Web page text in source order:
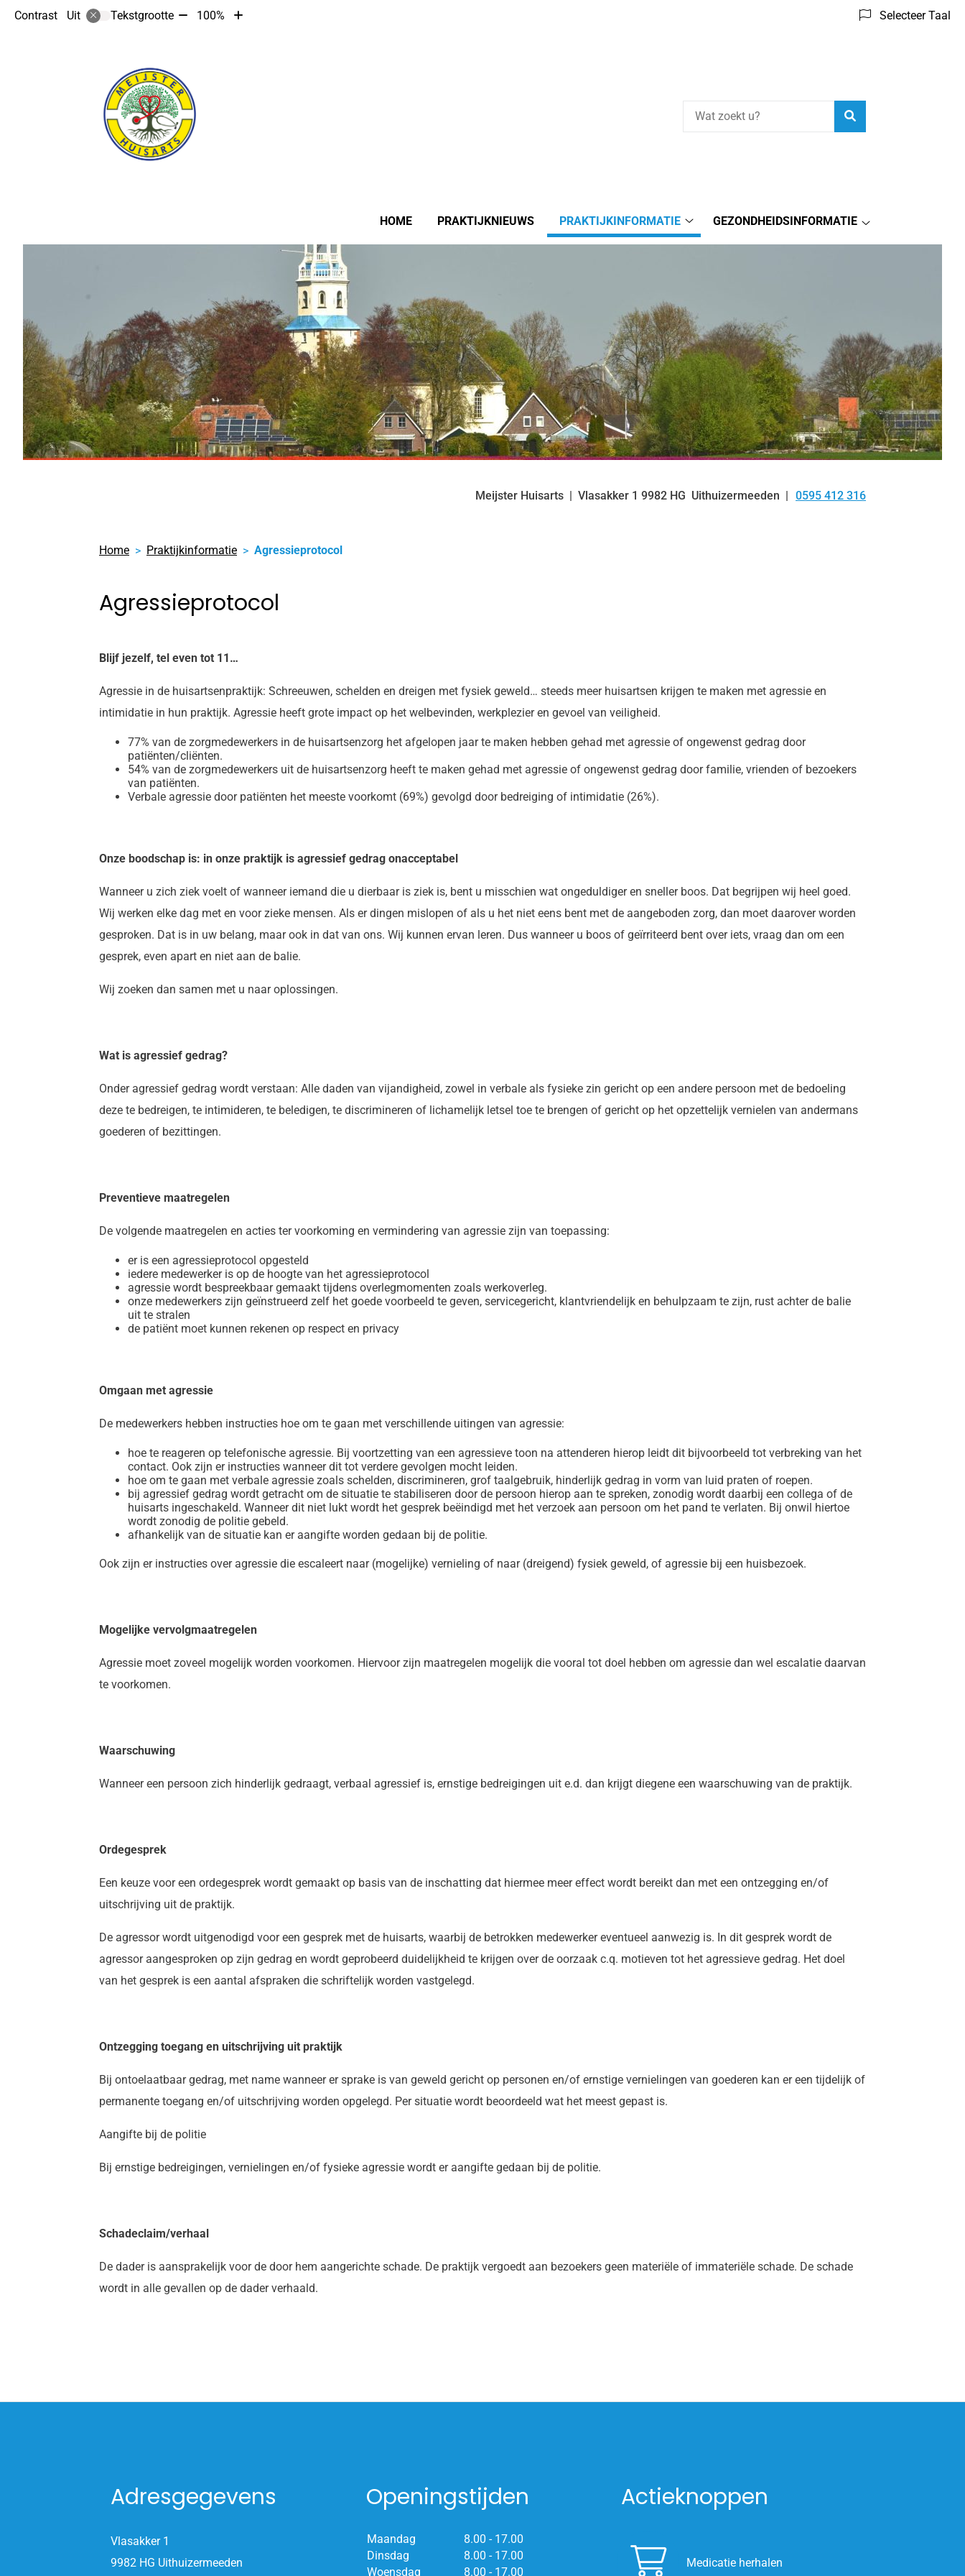
Contrast Uit Tekstgrootte Tekst100%
Tekst
Selecteer Taal
HOME PRAKTIJKNIEUWS
PRAKTIJKINFORMATIE
Praktijkinformatie
submenu
GEZONDHEIDSINFORMATIE
Meijster Huisarts Vlasakker 1 9982 HG Uithuizermeeden Tel:
0595 412 316
Home Praktijkinformatie Agressieprotocol
Agressieprotocol
Blijf jezelf, tel even tot 11…
Agressie in de huisartsenpraktijk: Schreeuwen, schelden en dreigen met fysiek geweld… steeds meer huisartsen krijgen te maken met agressie en
intimidatie in hun praktijk. Agressie heeft grote impact op het welbevinden, werkplezier en gevoel van veiligheid.
77% van de zorgmedewerkers in de huisartsenzorg het afgelopen jaar te maken hebben gehad met agressie of ongewenst gedrag door
patiënten/cliënten.
54% van de zorgmedewerkers uit de huisartsenzorg heeft te maken gehad met agressie of ongewenst gedrag door familie, vrienden of bezoekers
van patiënten.
Verbale agressie door patiënten het meeste voorkomt (69%) gevolgd door bedreiging of intimidatie (26%).
Onze boodschap is: in onze praktijk is agressief gedrag onacceptabel
Wanneer u zich ziek voelt of wanneer iemand die u dierbaar is ziek is, bent u misschien wat ongeduldiger en sneller boos. Dat begrijpen wij heel goed.
Wij werken elke dag met en voor zieke mensen. Als er dingen mislopen of als u het niet eens bent met de aangeboden zorg, dan moet daarover worden
gesproken. Dat is in uw belang, maar ook in dat van ons. Wij kunnen ervan leren. Dus wanneer u boos of geïrriteerd bent over iets, vraag dan om een
gesprek, even apart en niet aan de balie.
Wij zoeken dan samen met u naar oplossingen.
Wat is agressief gedrag?
Onder agressief gedrag wordt verstaan: Alle daden van vijandigheid, zowel in verbale als fysieke zin gericht op een andere persoon met de bedoeling
deze te bedreigen, te intimideren, te beledigen, te discrimineren of lichamelijk letsel toe te brengen of gericht op het opzettelijk vernielen van andermans
goederen of bezittingen.
Preventieve maatregelen
De volgende maatregelen en acties ter voorkoming en vermindering van agressie zijn van toepassing:
er is een agressieprotocol opgesteld
iedere medewerker is op de hoogte van het agressieprotocol
agressie wordt bespreekbaar gemaakt tijdens overlegmomenten zoals werkoverleg.
onze medewerkers zijn geïnstrueerd zelf het goede voorbeeld te geven, servicegericht, klantvriendelijk en behulpzaam te zijn, rust achter de balie
uit te stralen
de patiënt moet kunnen rekenen op respect en privacy
Omgaan met agressie
De medewerkers hebben instructies hoe om te gaan met verschillende uitingen van agressie:
hoe te reageren op telefonische agressie. Bij voortzetting van een agressieve toon na attenderen hierop leidt dit bijvoorbeeld tot verbreking van het
contact. Ook zijn er instructies wanneer dit tot verdere gevolgen mocht leiden.
hoe om te gaan met verbale agressie zoals schelden, discrimineren, grof taalgebruik, hinderlijk gedrag in vorm van luid praten of roepen.
bij agressief gedrag wordt getracht om de situatie te stabiliseren door de persoon hierop aan te spreken, zonodig wordt daarbij een collega of de
huisarts ingeschakeld. Wanneer dit niet lukt wordt het gesprek beëindigd met het verzoek aan persoon om het pand te verlaten. Bij onwil hiertoe
wordt zonodig de politie gebeld.
afhankelijk van de situatie kan er aangifte worden gedaan bij de politie.
Ook zijn er instructies over agressie die escaleert naar (mogelijke) vernieling of naar (dreigend) fysiek geweld, of agressie bij een huisbezoek.
Mogelijke vervolgmaatregelen
Agressie moet zoveel mogelijk worden voorkomen. Hiervoor zijn maatregelen mogelijk die vooral tot doel hebben om agressie dan wel escalatie daarvan
te voorkomen.
Waarschuwing
Wanneer een persoon zich hinderlijk gedraagt, verbaal agressief is, ernstige bedreigingen uit e.d. dan krijgt diegene een waarschuwing van de praktijk.
Ordegesprek
Een keuze voor een ordegesprek wordt gemaakt op basis van de inschatting dat hiermee meer effect wordt bereikt dan met een ontzegging en/of
uitschrijving uit de praktijk.
De agressor wordt uitgenodigd voor een gesprek met de huisarts, waarbij de betrokken medewerker eventueel aanwezig is. In dit gesprek wordt de
agressor aangesproken op zijn gedrag en wordt geprobeerd duidelijkheid te krijgen over de oorzaak c.q. motieven tot het agressieve gedrag. Het doel
van het gesprek is een aantal afspraken die schriftelijk worden vastgelegd.
Ontzegging toegang en uitschrijving uit praktijk
Bij ontoelaatbaar gedrag, met name wanneer er sprake is van geweld gericht op personen en/of ernstige vernielingen van goederen kan er een tijdelijk of
permanente toegang en/of uitschrijving worden opgelegd. Per situatie wordt beoordeeld wat het meest gepast is.
Aangifte bij de politie
Bij ernstige bedreigingen, vernielingen en/of fysieke agressie wordt er aangifte gedaan bij de politie.
Schadeclaim/verhaal
De dader is aansprakelijk voor de door hem aangerichte schade. De praktijk vergoedt aan bezoekers geen materiële of immateriële schade. De schade
wordt in alle gevallen op de dader verhaald.
Adresgegevens
Vlasakker 1
9982 HG Uithuizermeeden
Openingstijden
Maandag
8.00 - 17.00
Dinsdag
8.00 - 17.00
Woensdag
8.00 - 17.00
Actieknoppen
Medicatie herhalen